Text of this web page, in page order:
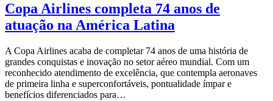
Copa Airlines completa 74 anos de
atuação na América Latina
A Copa Airlines acaba de completar 74 anos de uma história de
grandes conquistas e inovação no setor aéreo mundial. Com um
reconhecido atendimento de excelência, que contempla aeronaves
de primeira linha e superconfortáveis, pontualidade ímpar e
benefícios diferenciados para…